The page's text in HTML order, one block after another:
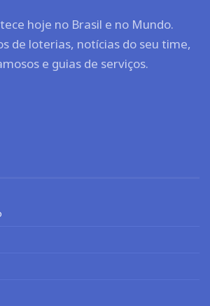
hoje no Brasil e no Mundo.
de loterias, notícias do seu time,
e guias de serviços.